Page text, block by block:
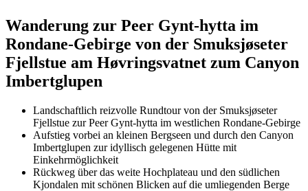
Wanderung zur Peer Gynt-hytta im
Rondane-Gebirge von der Smuksjøseter
Fjellstue am Høvringsvatnet zum Canyon
Imbertglupen
Landschaftlich reizvolle Rundtour von der Smuksjøseter
Fjellstue zur Peer Gynt-hytta im westlichen Rondane-Gebirge
Aufstieg vorbei an kleinen Bergseen und durch den Canyon
Imbertglupen zur idyllisch gelegenen Hütte mit
Einkehrmöglichkeit
Rückweg über das weite Hochplateau und den südlichen
Kjondalen mit schönen Blicken auf die umliegenden Berge